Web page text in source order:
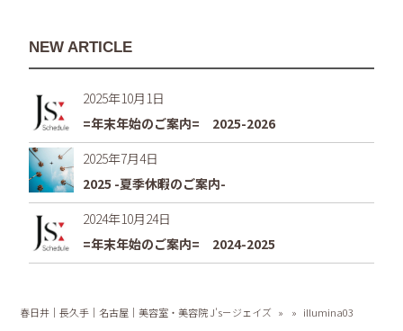
NEW ARTICLE
2025年10月1日
=年末年始のご案内= 2025-2026
2025年7月4日
2025 -夏季休暇のご案内-
2024年10月24日
=年末年始のご案内= 2024-2025
春日井｜長久手｜名古屋｜美容室・美容院 J's－ジェイズ » » illumina03